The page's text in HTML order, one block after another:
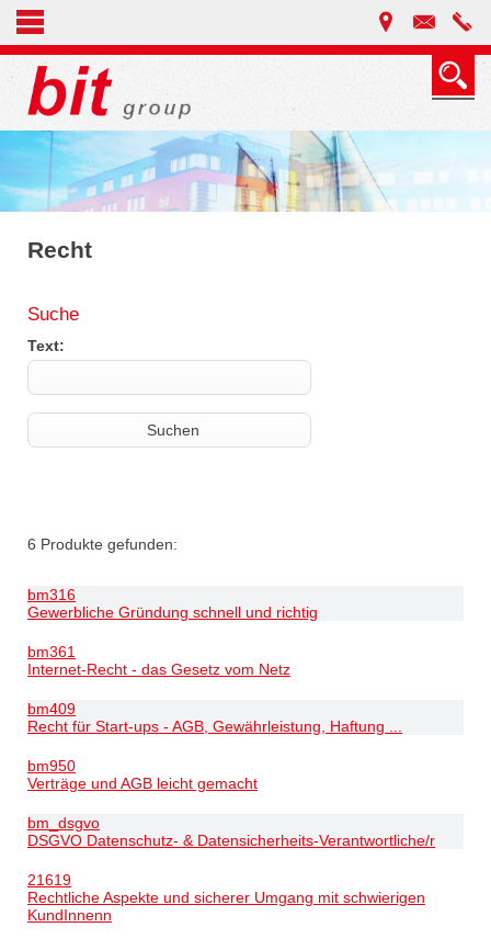
Recht
Suche
Text:
6 Produkte gefunden:
bm316
Gewerbliche Gründung schnell und richtig
bm361
Internet-Recht - das Gesetz vom Netz
bm409
Recht für Start-ups - AGB, Gewährleistung, Haftung ...
bm950
Verträge und AGB leicht gemacht
bm_dsgvo
DSGVO Datenschutz- & Datensicherheits-Verantwortliche/r
21619
Rechtliche Aspekte und sicherer Umgang mit schwierigen
KundInnenn